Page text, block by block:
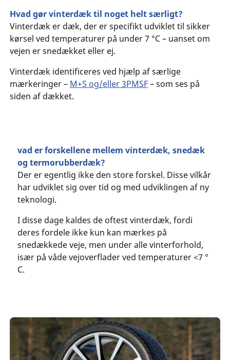
Hvad gør vinterdæk til noget helt særligt?
Vinterdæk er dæk, der er specifikt udviklet til sikker
kørsel ved temperaturer på under 7 °C – uanset om
vejen er snedækket eller ej.
Vinterdæk identificeres ved hjælp af særlige
mærkeringer – M+S og/eller 3PMSF– som ses på
siden af dækket.
vad er forskellene mellem vinterdæk, snedæk
og termorubberdæk?
Der er egentlig ikke den store forskel. Disse vilkår
har udviklet sig over tid og med udviklingen af ny
teknologi.
I disse dage kaldes de oftest vinterdæk, fordi
deres fordele ikke kun kan mærkes på
snedækkede veje, men under alle vinterforhold,
især på våde vejoverflader ved temperaturer <7 °
C.